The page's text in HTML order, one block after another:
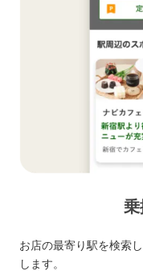
お店の最寄り駅を検索
します。